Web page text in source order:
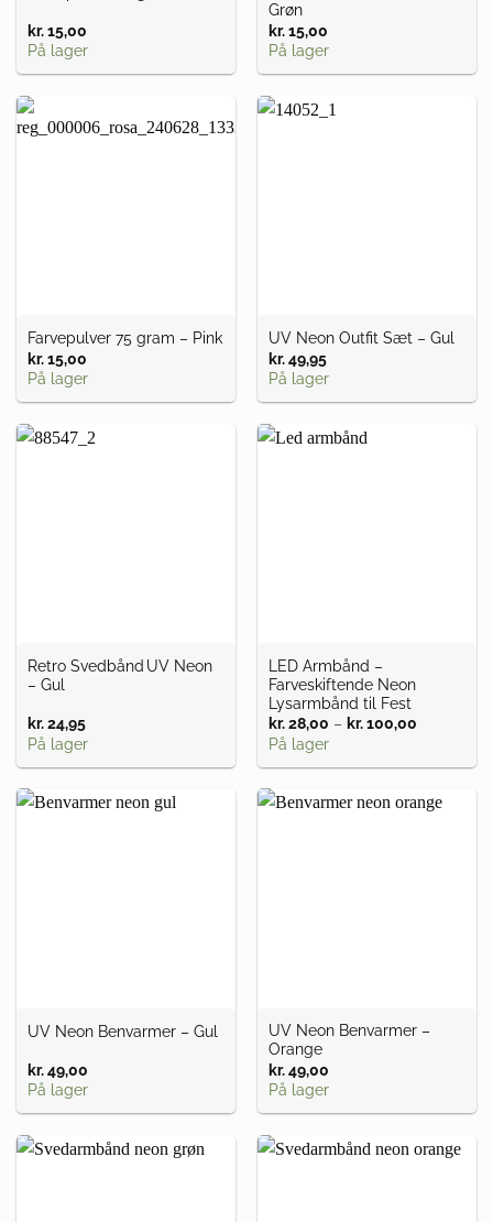
kr.15,00
På lager
Grøn
kr.15,00
På lager
Farvepulver 75 gram – Pink
kr.15,00
På lager
UV Neon Outfit Sæt – Gul
kr.49,95
På lager
Retro Svedbånd UV Neon
– Gul
kr.24,95
På lager
LED Armbånd –
Farveskiftende Neon
Lysarmbånd til Fest
kr.28,00 – kr.100,00
kr. 100,00
På lager
UV Neon Benvarmer – Gul
kr.49,00
På lager
UV Neon Benvarmer –
Orange
kr.49,00
På lager